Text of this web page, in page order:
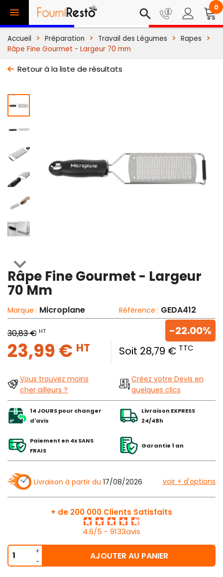
 search 0
Accueil Préparation Travail des Légumes
Rapes
Râpe Fine Gourmet - Largeur 70 mm
Retour à la liste de résultats

Râpe Fine Gourmet - Largeur
70 Mm
Marque : Microplane Référence : GEDA412
30,83 € HT
23,99 € HT Soit 28,79 € TTC
-22.00%
Vous trouvez moins
cher ailleurs ?
Créez votre Devis en
quelques clics
14 JOURS pour changer
d'avis
Livraison EXPRESS
24/48h
Paiement en 4x SANS
FRAIS
Garantie 1 an
Livraison à partir du 17/08/2026 voir + d'options
+ de 200 000 Clients Satisfaits
4.6/5 - 9133avis
AJOUTER AU PANIER